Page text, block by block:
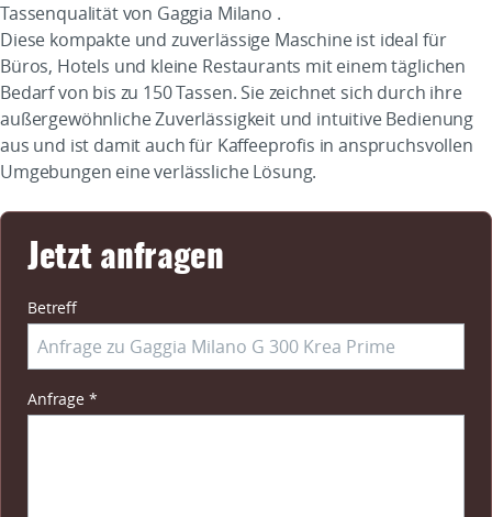
Tassenqualität von Gaggia Milano .
Diese kompakte und zuverlässige Maschine ist ideal für
Büros, Hotels und kleine Restaurants mit einem täglichen
Bedarf von bis zu 150 Tassen. Sie zeichnet sich durch ihre
außergewöhnliche Zuverlässigkeit und intuitive Bedienung
aus und ist damit auch für Kaffeeprofis in anspruchsvollen
Umgebungen eine verlässliche Lösung.
Jetzt anfragen
Betreff
Pflichtfeld
Anfrage *